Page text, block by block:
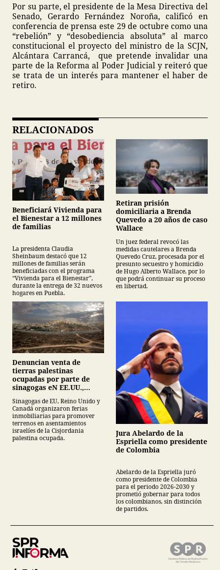
Por su parte, el presidente de la Mesa Directiva del
Senado, Gerardo Fernández Noroña, calificó en
conferencia de prensa este 29 de octubre como una
“rebelión” y “desobediencia absoluta” al marco
constitucional el proyecto del ministro de la SCJN,
Alcántara Carrancá, que pretende invalidar una
parte de la Reforma al Poder Judicial y reiteró que
se trata de un interés para mantener el haber de
retiro.
RELACIONADOS
Beneficiará Vivienda para
el Bienestar a 12 millones
de familias
La presidenta Claudia
Sheinbaum destacó que 12
millones de familias serán
beneficiadas con el programa
“Vivienda para el Bienestar”,
durante la entrega de 32 nuevos
hogares en Puebla.
Retiran prisión
domiciliaria a Brenda
Quevedo a 20 años de caso
Wallace
Un juez federal revocó las
medidas cautelares a Brenda
Quevedo Cruz, procesada por el
presunto secuestro y homicidio
de Hugo Alberto Wallace, por lo
que podrá continuar su proceso
en libertad.
Denuncian venta de
tierras palestinas
ocupadas por parte de
sinagogas eN EE.UU.,
Sinagogas de EU, Reino Unido y
Canadá organizaron ferias
inmobiliarias para promover
terrenos en asentamientos
israelíes de la Cisjordania
palestina ocupada.
Jura Abelardo de la
Espriella como presidente
de Colombia
Abelardo de la Espriella juró
como presidente de Colombia
para el periodo 2026-2030 y
prometió gobernar para todos
los colombianos, sin distinción
de partidos.